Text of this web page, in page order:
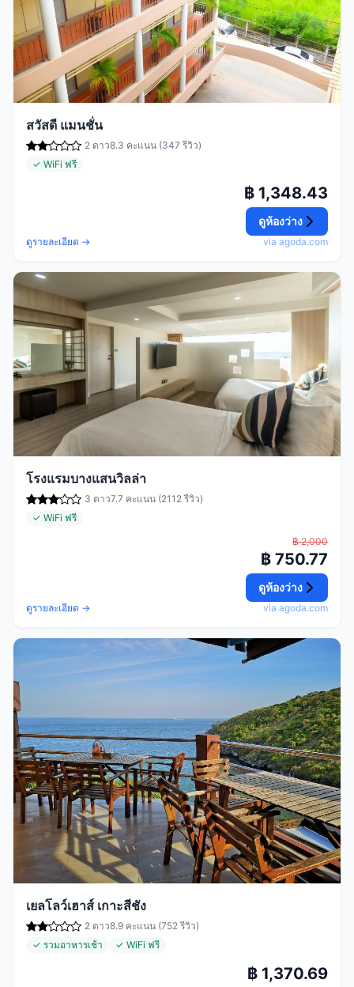
สวัสดี แมนชั่น
2 ดาว8.3 คะแนน (347 รีวิว)
✓ WiFi ฟรี
ดูรายละเอียด →
฿ 1,348.43
ดูห้องว่าง
via agoda.com
โรงแรมบางแสนวิลล่า
3 ดาว7.7 คะแนน (2112 รีวิว)
✓ WiFi ฟรี
ดูรายละเอียด →
฿ 2,000
฿ 750.77
ดูห้องว่าง
via agoda.com
เยลโลว์เฮาส์ เกาะสีชัง
2 ดาว8.9 คะแนน (752 รีวิว)
✓ รวมอาหารเช้า
✓ WiFi ฟรี
฿ 1,370.69